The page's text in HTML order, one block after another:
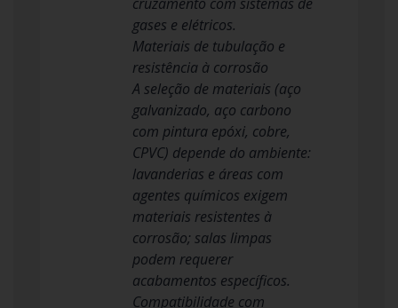
gases e elétricos.
Materiais de tubulação e
resistência à corrosão
A seleção de materiais (aço
galvanizado, aço carbono
com pintura epóxi, cobre,
CPVC) depende do ambiente:
lavanderias e áreas com
agentes químicos exigem
materiais resistentes à
corrosão; salas limpas
podem requerer
acabamentos específicos.
Compatibilidade com